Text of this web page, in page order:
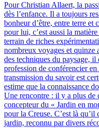
Pour Christian Allaert, la
dès l’enfance. Il a toujours
bonheur d’être, entre terre
pour lui, c’est aussi la
terrain de riches
nombreux voyages et quinze
des techniques du paysage,
profession de conférencier
transmission du savoir est
estime que la connaissance
Une rencontre : il y a plus de
concepteur du « Jardin en
pour la Creuse. C’est là
jardin, reconnu par divers